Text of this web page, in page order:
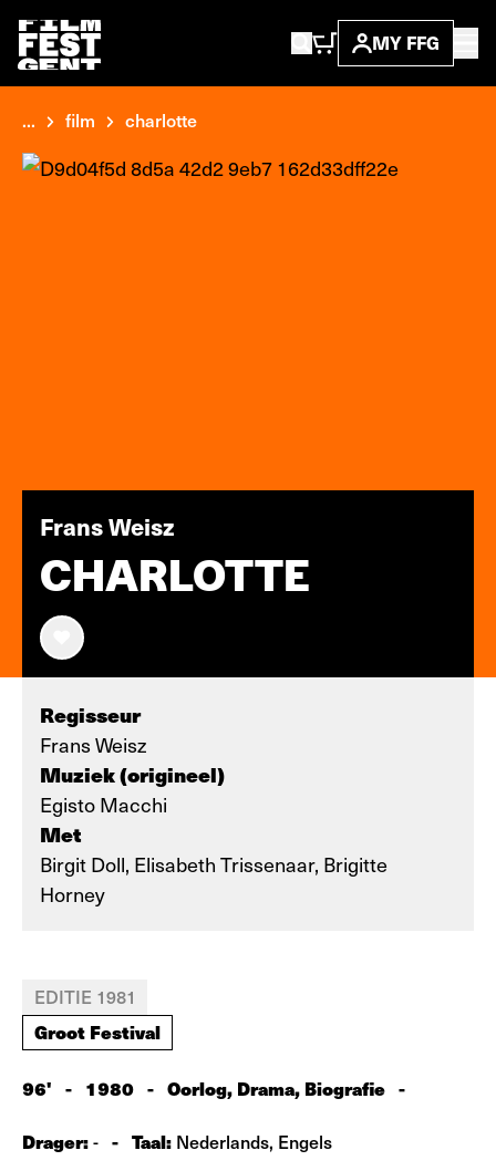
MY FFG
... film charlotte
Frans Weisz
CHARLOTTE
Regisseur
Frans Weisz
Muziek (origineel)
Egisto Macchi
Met
Birgit Doll, Elisabeth Trissenaar, Brigitte
Horney
EDITIE 1981
Groot Festival
96' - 1980 - Oorlog, Drama, Biografie -
Drager:- - Taal: Nederlands, Engels